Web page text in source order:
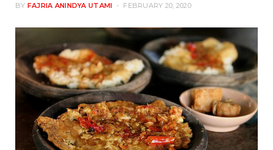
BY FAJRIA ANINDYA UTAMI FEBRUARY 20, 2020